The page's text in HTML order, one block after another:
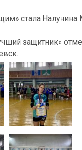
стала Налунина
защитник»